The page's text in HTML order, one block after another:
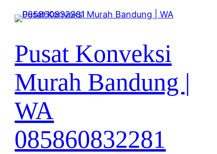
Lewati
Pusat Konveksi
Murah Bandung |
WA
085860832281